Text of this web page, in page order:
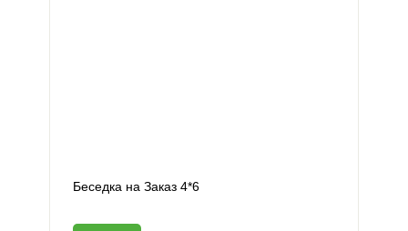
Беседка на Заказ 4*6